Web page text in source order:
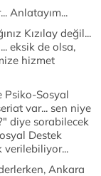
Anlatayım...
Kızılay değil...
eksik de olsa,
hizmet
Psiko-Sosyal
var... sen niye
diye sorabilecek
Destek
verilebiliyor...
Ankara